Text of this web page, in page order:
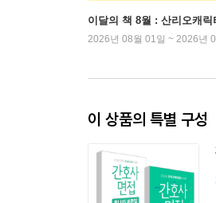
이달의 책 8월 : 산리오캐릭
2026년 08월 01일 ~ 2026년
이 상품의 특별 구성